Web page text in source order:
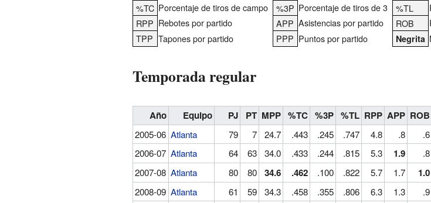
%TC Porcentaje de tiros de campo %3P Porcentaje de tiros de 3 %TL
RPP Rebotes por partido APP Asistencias por partido ROB
TPP Tapones por partido PPP Puntos por partido Negrita
Temporada regular
Año Equipo PJ PT MPP %TC %3P %TL RPP APP ROB
2005-06 Atlanta 79 7 24.7 .443 .245 .747 4.8 .8 .6
2006-07 Atlanta 64 63 34.0 .433 .244 .815 5.3 1.9 .8
2007-08 Atlanta 80 80 34.6 .462 .100 .822 5.7 1.7 1.0
2008-09 Atlanta 61 59 34.3 .458 .355 .806 6.3 1.3 .9